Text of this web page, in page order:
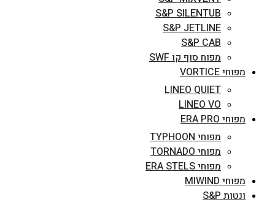
S&P SILENTUB
S&P JETLINE
S&P CAB
מפוח סוף קו SWF
מפוחי VORTICE
LINEO QUIET
LINEO VO
מפוחי ERA PRO
מפוחי TYPHOON
מפוחי TORNADO
מפוחי ERA STELS
מפוחי MIWIND
ונטות S&P